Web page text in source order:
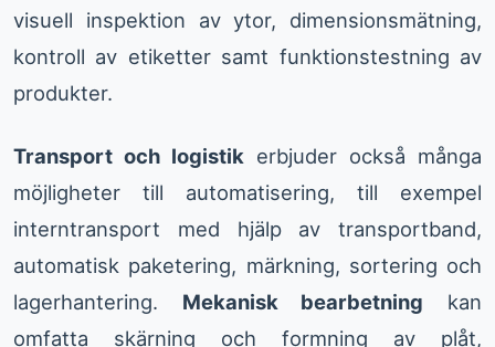
visuell inspektion av ytor, dimensionsmätning,
kontroll av etiketter samt funktionstestning av
produkter.
Transport och logistik erbjuder också många
möjligheter till automatisering, till exempel
interntransport med hjälp av transportband,
automatisk paketering, märkning, sortering och
lagerhantering. Mekanisk bearbetning kan
omfatta skärning och formning av plåt,